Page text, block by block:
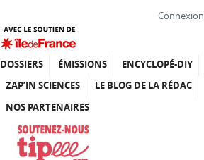
Connexion
DOSSIERS ÉMISSIONS ENCYCLOPÉ-DIY
ZAP’IN SCIENCES
LE BLOG DE LA RÉDAC
NOS PARTENAIRES